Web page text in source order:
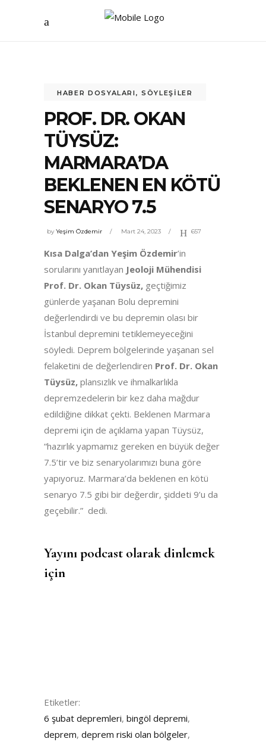
HABER DOSYALARI,SÖYLEŞILER
PROF. DR. OKAN
TÜYSÜZ:
MARMARA’DA
BEKLENEN EN KÖTÜ
SENARYO 7.5
byYeşim Özdemir Mart 24, 2023 657
Kısa Dalga’dan Yeşim Özdemir’in
sorularını yanıtlayan Jeoloji Mühendisi
Prof. Dr. Okan Tüysüz, geçtiğimiz
günlerde yaşanan Bolu depremini
değerlendirdi ve bu depremin olası bir
İstanbul depremini tetiklemeyeceğini
söyledi. Deprem bölgelerinde yaşanan sel
felaketini de değerlendiren Prof. Dr. Okan
Tüysüz, plansızlık ve ihmalkarlıkla
depremzedelerin bir kez daha mağdur
edildiğine dikkat çekti. Beklenen Marmara
depremi için de açıklama yapan Tüysüz,
“hazırlık yapmamız gereken en büyük değer
7.5’tir ve biz senaryolarımızı buna göre
yapıyoruz. Marmara’da beklenen en kötü
senaryo 7.5 gibi bir değerdir, şiddeti 9’u da
geçebilir.” dedi.
Yayını podcast olarak dinlemek
için
Etiketler:
6 şubat depremleri, bingöl depremi,
deprem, deprem riski olan bölgeler,